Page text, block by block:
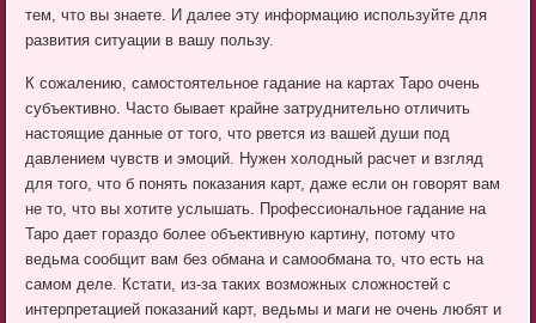
тем, что вы знаете. И далее эту информацию используйте для
развития ситуации в вашу пользу.
К сожалению, самостоятельное гадание на картах Таро очень
субъективно. Часто бывает крайне затруднительно отличить
настоящие данные от того, что рвется из вашей души под
давлением чувств и эмоций. Нужен холодный расчет и взгляд
для того, что б понять показания карт, даже если он говорят вам
не то, что вы хотите услышать. Профессиональное гадание на
Таро дает гораздо более объективную картину, потому что
ведьма сообщит вам без обмана и самообмана то, что есть на
самом деле. Кстати, из-за таких возможных сложностей с
интерпретацией показаний карт, ведьмы и маги не очень любят и